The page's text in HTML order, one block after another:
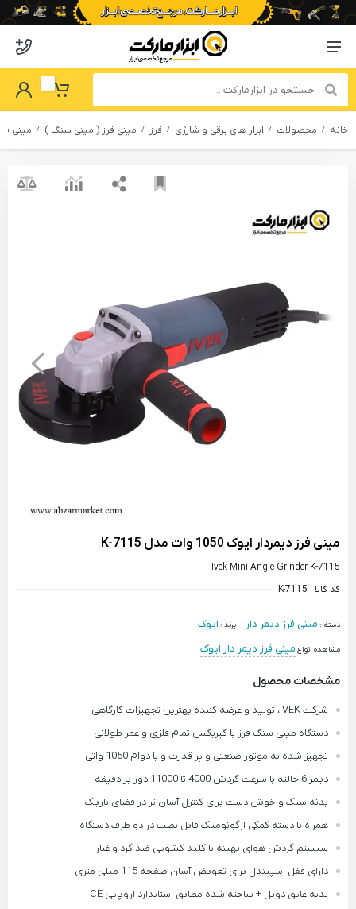
Menu Navigation
My Basket
Password
خانه محصولات ابزار های برقی و شارژی فرز مینی فرز ( مینی سنگ ) مینی
مینی فرز دیمردار ایوک 1050 وات مدل K-7115
Ivek Mini Angle Grinder K-7115
کد کالا : K-7115
دسته : مینی فرز دیمر دار برند : ایوک
مشاهده انواع مینی فرز دیمر دار ایوک
مشخصات محصول
شرکت IVEK، تولید و عرضه کننده بهترین تجهیزات کارگاهی
دستگاه مینی سنگ فرز با گیربکس تمام فلزی و عمر طولانی
تجهیز شده به موتور صنعتی و پر قدرت و با دوام 1050 واتی
دیمر 6 حالته با سرعت گردش 4000 تا 11000 دور بر دقیقه
بدنه سبک و خوش دست برای کنترل آسان تر در فضای باریک
همراه با دسته کمکی ارگونومیک قابل نصب در دو طرف دستگاه
سیستم گردش هوای بهینه با کلید کشویی ضد گرد و غبار
دارای قفل اسپیندل برای تعویض آسان صفحه 115 میلی متری
بدنه عایق دوبل + ساخته شده مطابق استاندارد اروپایی CE